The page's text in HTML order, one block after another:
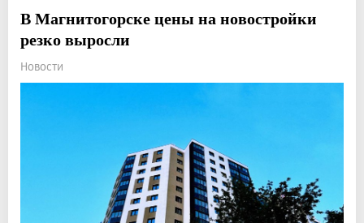
В Магнитогорске цены на новостройки
резко выросли
Новости